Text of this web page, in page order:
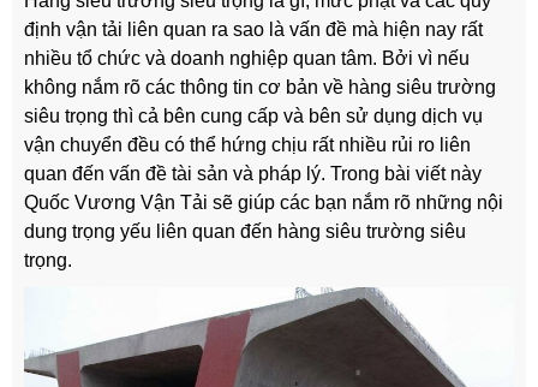
định vận tải liên quan ra sao là vấn đề mà hiện nay rất
nhiều tổ chức và doanh nghiệp quan tâm. Bởi vì nếu
không nắm rõ các thông tin cơ bản về hàng siêu trường
siêu trọng thì cả bên cung cấp và bên sử dụng dịch vụ
vận chuyển đều có thể hứng chịu rất nhiều rủi ro liên
quan đến vấn đề tài sản và pháp lý. Trong bài viết này
Quốc Vương Vận Tải sẽ giúp các bạn nắm rõ những nội
dung trọng yếu liên quan đến hàng siêu trường siêu
trọng.